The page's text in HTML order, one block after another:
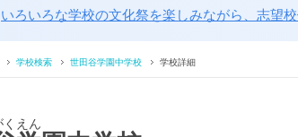
いろいろな学校の文化祭を楽しみながら、志望
学校検索 世田谷学園中学校 学校詳細
くえん